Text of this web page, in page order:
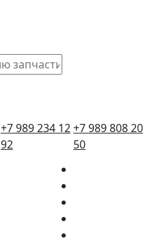
+7 989 234 12
92
+7 989 808 20
50